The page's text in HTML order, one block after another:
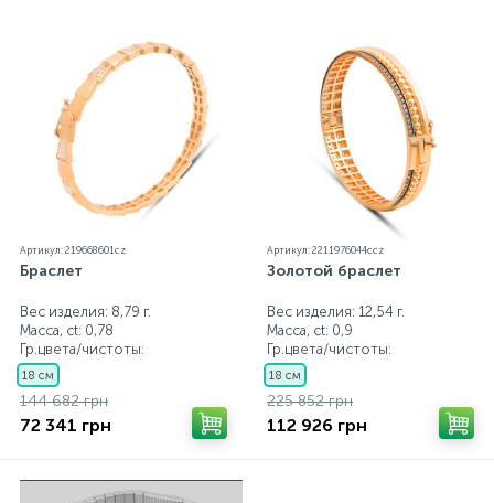
Артикул: 219668601cz
Браслет
Вес изделия: 8,79 г.
Масса, ct: 0,78
Гр.цвета/чистоты:
18 см
144 682 грн
72 341 грн
Артикул: 2211976044ccz
Золотой браслет
Вес изделия: 12,54 г.
Масса, ct: 0,9
Гр.цвета/чистоты:
18 см
225 852 грн
112 926 грн